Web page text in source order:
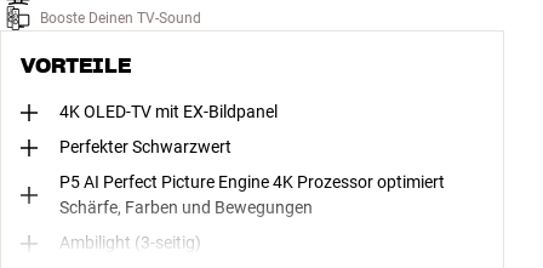
Booste Deinen TV-Sound
VORTEILE
4K OLED-TV mit EX-Bildpanel
Perfekter Schwarzwert
P5 AI Perfect Picture Engine 4K Prozessor optimiert
Schärfe, Farben und Bewegungen
Ambilight (3-seitig)